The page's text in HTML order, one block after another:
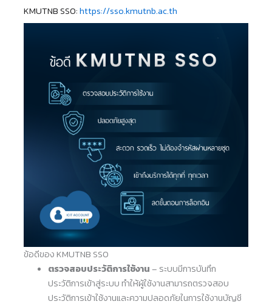
KMUTNB SSO:https://sso.kmutnb.ac.th
ข้อดีของ KMUTNB SSO
ตรวจสอบประวัติการใช้งาน– ระบบมีการบันทึก
ประวัติการเข้าสู่ระบบ ทำให้ผู้ใช้งานสามารถตรวจสอบ
ประวัติการเข้าใช้งานและความปลอดภัยในการใช้งานบัญชี